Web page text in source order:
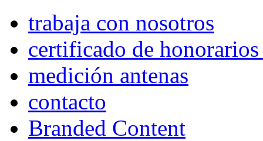
trabaja con nosotros
certificado de
medición antenas
contacto
Branded Content